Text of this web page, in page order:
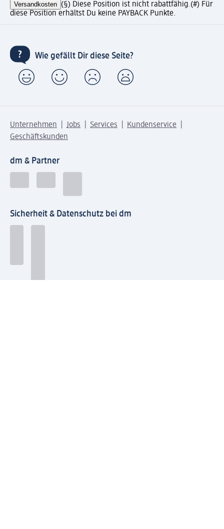
Versandkosten (§) Diese Position ist nicht rabattfähig.(#) Für
diese Position erhältst Du keine PAYBACK Punkte.
Wie gefällt Dir diese Seite?
Unternehmen Jobs Services
Kundenservice
Geschäftskunden
dm & Partner
Sicherheit & Datenschutz bei dm